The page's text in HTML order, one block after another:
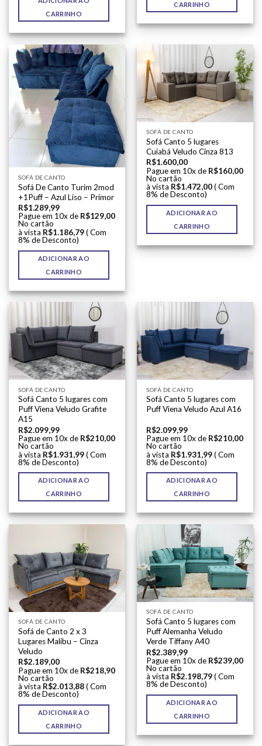
CARRINHO
CARRINHO
SOFÁ DE CANTO
Sofá De Canto Turim 2mod
+1Puff – Azul Liso – Primor
R$1.289,99
Pague em 10x de R$129,00
No cartão
à vista R$1.186,79( Com
8% de Desconto)
ADICIONAR AO
CARRINHO
SOFÁ DE CANTO
Sofá Canto 5 lugares
Cuiabá Veludo Cinza 813
R$1.600,00
Pague em 10x de R$160,00
No cartão
à vista R$1.472,00( Com
8% de Desconto)
ADICIONAR AO
CARRINHO
SOFÁ DE CANTO
Sofá Canto 5 lugares com
Puff Viena Veludo Grafite
A15
R$2.099,99
Pague em 10x de R$210,00
No cartão
à vista R$1.931,99( Com
8% de Desconto)
ADICIONAR AO
CARRINHO
SOFÁ DE CANTO
Sofá Canto 5 lugares com
Puff Viena Veludo Azul A16
R$2.099,99
Pague em 10x de R$210,00
No cartão
à vista R$1.931,99( Com
8% de Desconto)
ADICIONAR AO
CARRINHO
SOFÁ DE CANTO
Sofá de Canto 2 x 3
Lugares Malibu – Cinza
Veludo
R$2.189,00
Pague em 10x de R$218,90
No cartão
à vista R$2.013,88( Com
8% de Desconto)
ADICIONAR AO
CARRINHO
SOFÁ DE CANTO
Sofá Canto 5 lugares com
Puff Alemanha Veludo
Verde Tiffany A40
R$2.389,99
Pague em 10x de R$239,00
No cartão
à vista R$2.198,79( Com
8% de Desconto)
ADICIONAR AO
CARRINHO